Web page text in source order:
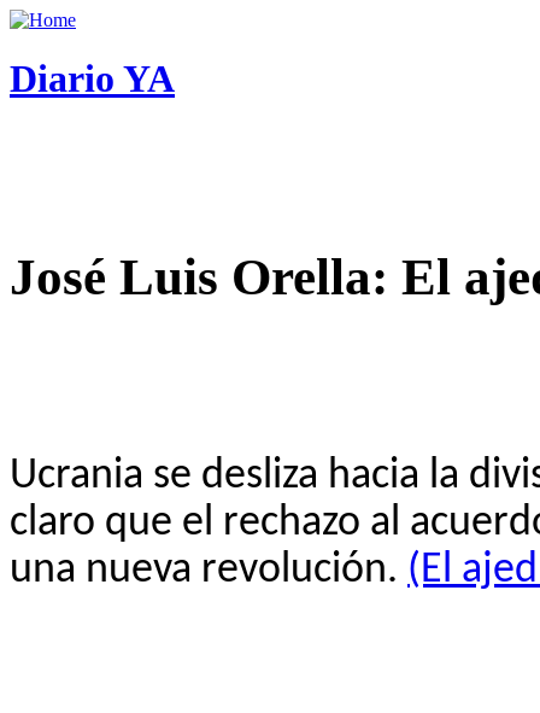
Diario YA
José Luis Orella: El
Ucrania se desliza hacia la
claro que el rechazo al
una nueva revolución. (El